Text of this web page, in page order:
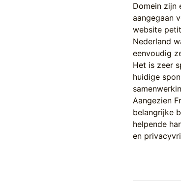
Domein zijn
aangegaan
website
Nederland
eenvoudig
Het is zeer
huidige
Aangezien
belangrijke
helpende
en